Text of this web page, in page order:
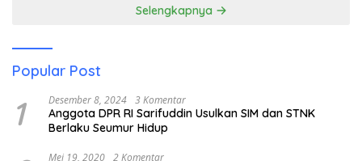
Selengkapnya
Popular Post
1 Desember 8, 2024 3 Komentar
Anggota DPR RI Sarifuddin Usulkan SIM dan STNK
Berlaku Seumur Hidup
Mei 19, 2020 2 Komentar